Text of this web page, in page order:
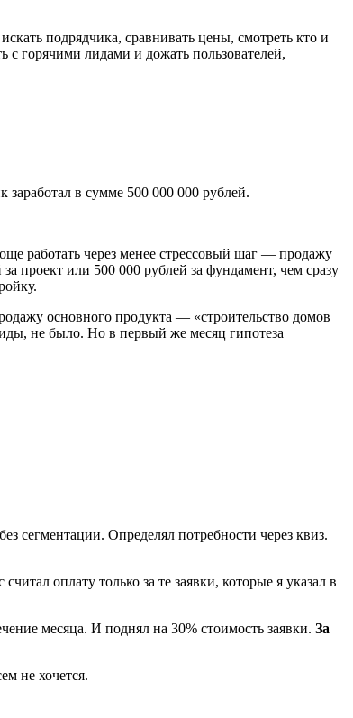
подрядчика, сравнивать цены, смотреть кто и
с горячими лидами и дожать пользователей,
заработал в сумме 500 000 000 рублей.
работать через менее стрессовый шаг — продажу
проект или 500 000 рублей за фундамент, чем сразу
основного продукта — «строительство домов
не было. Но в первый же месяц гипотеза
сегментации. Определял потребности через квиз.
оплату только за те заявки, которые я указал в
месяца. И поднял на 30% стоимость заявки. За
не хочется.